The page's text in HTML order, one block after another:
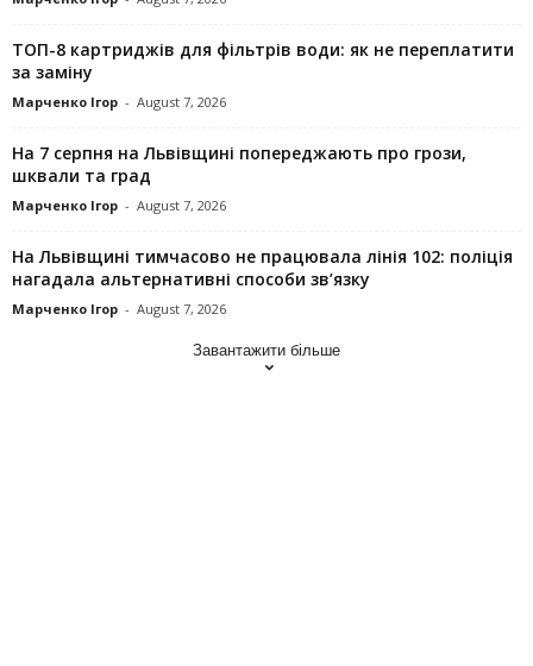
ТОП-8 картриджів для фільтрів води: як не переплатити
за заміну
Марченко Ігор - August 7, 2026
На 7 серпня на Львівщині попереджають про грози,
шквали та град
Марченко Ігор - August 7, 2026
На Львівщині тимчасово не працювала лінія 102: поліція
нагадала альтернативні способи зв’язку
Марченко Ігор - August 7, 2026
Завантажити більше